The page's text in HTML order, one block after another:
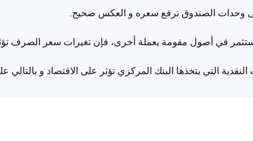
وحدات الصندوق ترفع سعره و العكس صحيح.
في أصول مقومة بعملة أخرى، فإن تغيرات سعر الصرف
التي يتخذها البنك المركزي تؤثر على الاقتصاد و بالتالي